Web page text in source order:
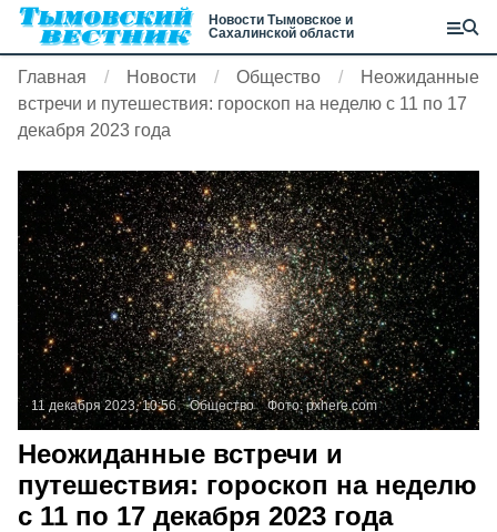
Новости Тымовское и
Сахалинской области
Главная Новости Общество
Неожиданные
встречи и путешествия: гороскоп на неделю с 11 по 17
декабря 2023 года
11 декабря 2023, 10:56 Общество Фото:pxhere.com
Неожиданные встречи и
путешествия: гороскоп на неделю
с 11 по 17 декабря 2023 года